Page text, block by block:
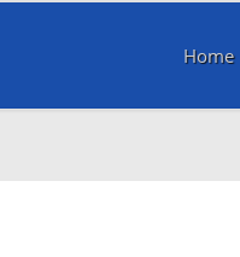
Home